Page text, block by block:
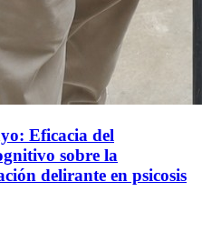
Eficacia del
sobre la
delirante en psicosis